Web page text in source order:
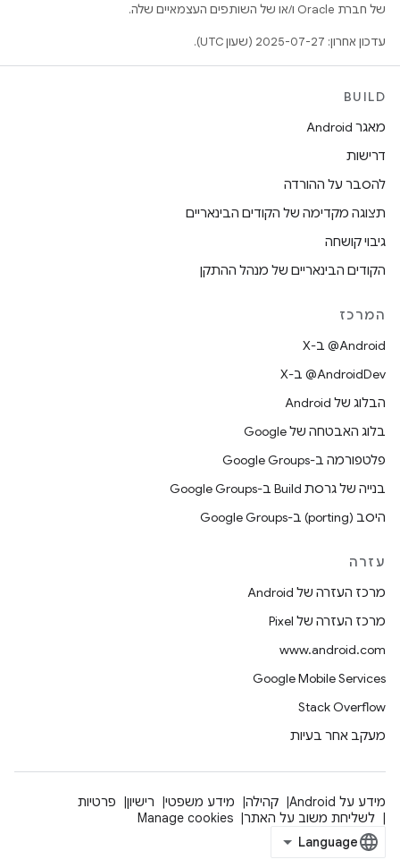
של חברת Oracle ו/או של השותפים העצמאיים שלה.
עדכון אחרון: 2025-07-27 (שעון UTC).
BUILD
מאגר Android
דרישות
להסבר על ההורדה
תצוגה מקדימה של הקודים הבינאריים
גיבוי קושחה
הקודים הבינאריים של מנהל ההתקן
המרכז
‫‎@Android ב-X
‫‎@AndroidDev ב-X
הבלוג של Android
בלוג האבטחה של Google
פלטפורמה ב-Google Groups
בנייה של גרסת Build ב-Google Groups
היסב (porting) ב-Google Groups
עזרה
מרכז העזרה של Android
מרכז העזרה של Pixel
www.android.com
Google Mobile Services
Stack Overflow
מעקב אחר בעיות
מידע על Android קהילה מידע משפטי רישיון
פרטיות
לשליחת משוב על האתר
Manage cookies